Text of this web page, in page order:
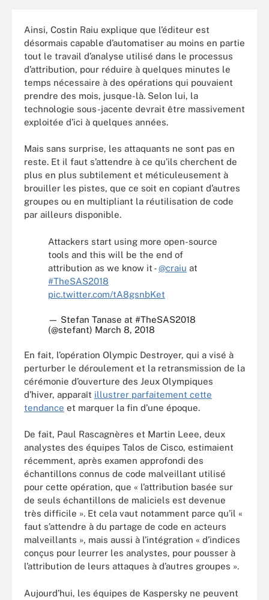
Ainsi, Costin Raiu explique que l’éditeur est
désormais capable d’automatiser au moins en partie
tout le travail d’analyse utilisé dans le processus
d’attribution, pour réduire à quelques minutes le
temps nécessaire à des opérations qui pouvaient
prendre des mois, jusque-là. Selon lui, la
technologie sous-jacente devrait être massivement
exploitée d’ici à quelques années.
Mais sans surprise, les attaquants ne sont pas en
reste. Et il faut s’attendre à ce qu’ils cherchent de
plus en plus subtilement et méticuleusement à
brouiller les pistes, que ce soit en copiant d’autres
groupes ou en multipliant la réutilisation de code
par ailleurs disponible.
Attackers start using more open-source
tools and this will be the end of
attribution as we know it -@craiu at
#TheSAS2018
pic.twitter.com/tA8gsnbKet
— Stefan Tanase at #TheSAS2018
(@stefant) March 8, 2018
En fait, l’opération Olympic Destroyer, qui a visé à
perturber le déroulement et la retransmission de la
cérémonie d’ouverture des Jeux Olympiques
d’hiver, apparaît illustrer parfaitement cette
tendance et marquer la fin d’une époque.
De fait, Paul Rascagnères et Martin Leee, deux
analystes des équipes Talos de Cisco, estimaient
récemment, après examen approfondi des
échantillons connus de code malveillant utilisé
pour cette opération, que « l’attribution basée sur
de seuls échantillons de maliciels est devenue
très difficile ». Et cela vaut notamment parce qu’il «
faut s’attendre à du partage de code en acteurs
malveillants », mais aussi à l’intégration « d’indices
conçus pour leurrer les analystes, pour pousser à
l’attribution de leurs attaques à d’autres groupes ».
Aujourd’hui, les équipes de Kaspersky ne peuvent